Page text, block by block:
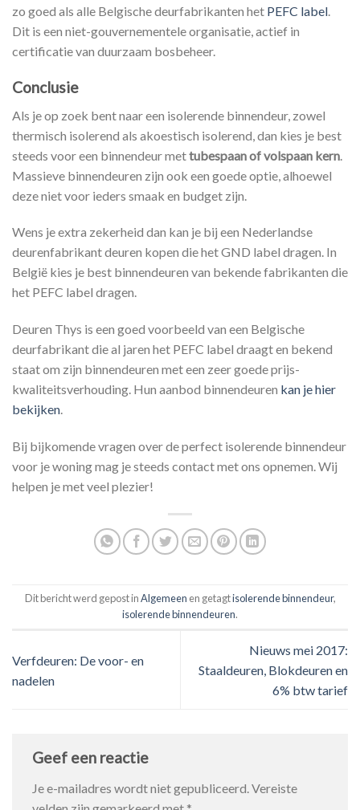
zo goed als alle Belgische deurfabrikanten het PEFC label.
Dit is een niet-gouvernementele organisatie, actief in
certificatie van duurzaam bosbeheer.
Conclusie
Als je op zoek bent naar een isolerende binnendeur, zowel
thermisch isolerend als akoestisch isolerend, dan kies je best
steeds voor een binnendeur mettubespaan of volspaan kern
Massieve binnendeuren zijn ook een goede optie, alhoewel
deze niet voor ieders smaak en budget zijn.
Wens je extra zekerheid dan kan je bij een Nederlandse
deurenfabrikant deuren kopen die het GND label dragen. In
België kies je best binnendeuren van bekende fabrikanten die
het PEFC label dragen.
Deuren Thys is een goed voorbeeld van een Belgische
deurfabrikant die al jaren het PEFC label draagt en bekend
staat om zijn binnendeuren met een zeer goede prijs-
kwaliteitsverhouding. Hun aanbod binnendeuren kan je hier
bekijken.
Bij bijkomende vragen over de perfect isolerende binnendeur
voor je woning mag je steeds contact met ons opnemen. Wij
helpen je met veel plezier!
Dit bericht werd gepost inAlgemeen en getagtisolerende binnendeur,
isolerende binnendeuren.
Verfdeuren: De voor- en
nadelen
Nieuws mei 2017:
Staaldeuren, Blokdeuren en
6% btw tarief
Geef een reactie
Je e-mailadres wordt niet gepubliceerd.Vereiste